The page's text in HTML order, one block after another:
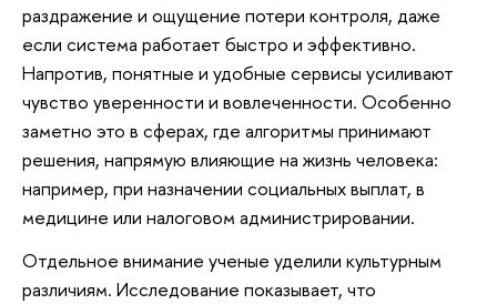
раздражение и ощущение потери контроля, даже
если система работает быстро и эффективно.
Напротив, понятные и удобные сервисы усиливают
чувство уверенности и вовлеченности. Особенно
заметно это в сферах, где алгоритмы принимают
решения, напрямую влияющие на жизнь человека:
например, при назначении социальных выплат, в
медицине или налоговом администрировании.
Отдельное внимание ученые уделили культурным
различиям. Исследование показывает, что